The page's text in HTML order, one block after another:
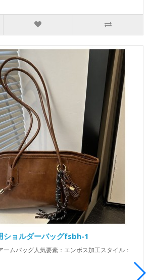
ショルダーバッグfsbh-1
ームバッグ人気要素：エンボス加工スタイル：